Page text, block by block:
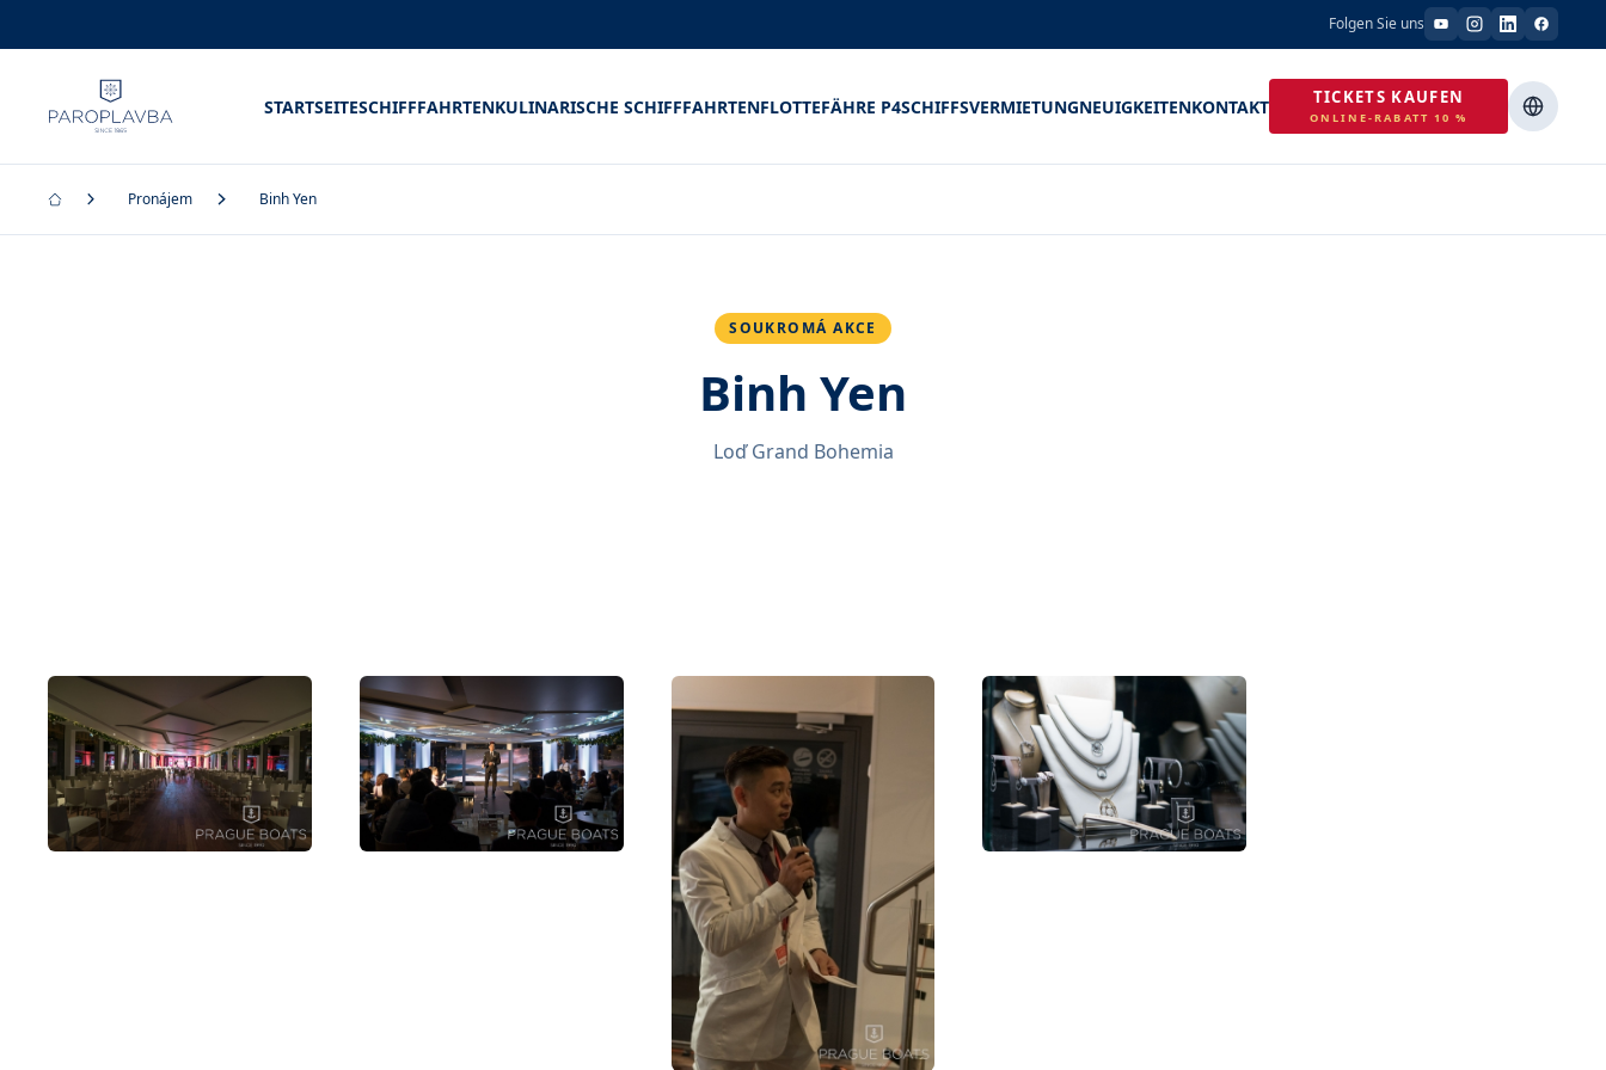
Folgen Sie uns
STARTSEITESCHIFFFAHRTENKULINARISCHE SCHIFFFAHRTENFLOTTEFÄHRE P4SCHIFFSVERMIETUNGNEUIGKEITENKONTAKT TICKETS KAUFEN
ONLINE-RABATT 10 %
Pronájem Binh Yen
SOUKROMÁ AKCE
Binh Yen
Loď Grand Bohemia